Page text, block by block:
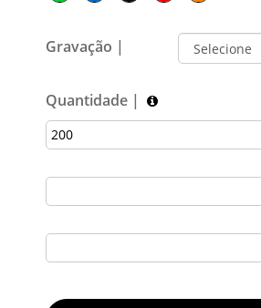
Gravação |
Quantidade |